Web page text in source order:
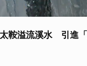
鞍溢流溪水 引進「
已經成功將馬太鞍溪原先